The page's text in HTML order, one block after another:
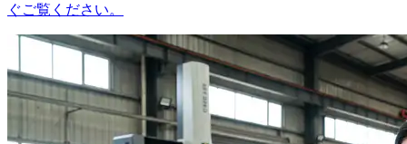
ぐご覧ください。